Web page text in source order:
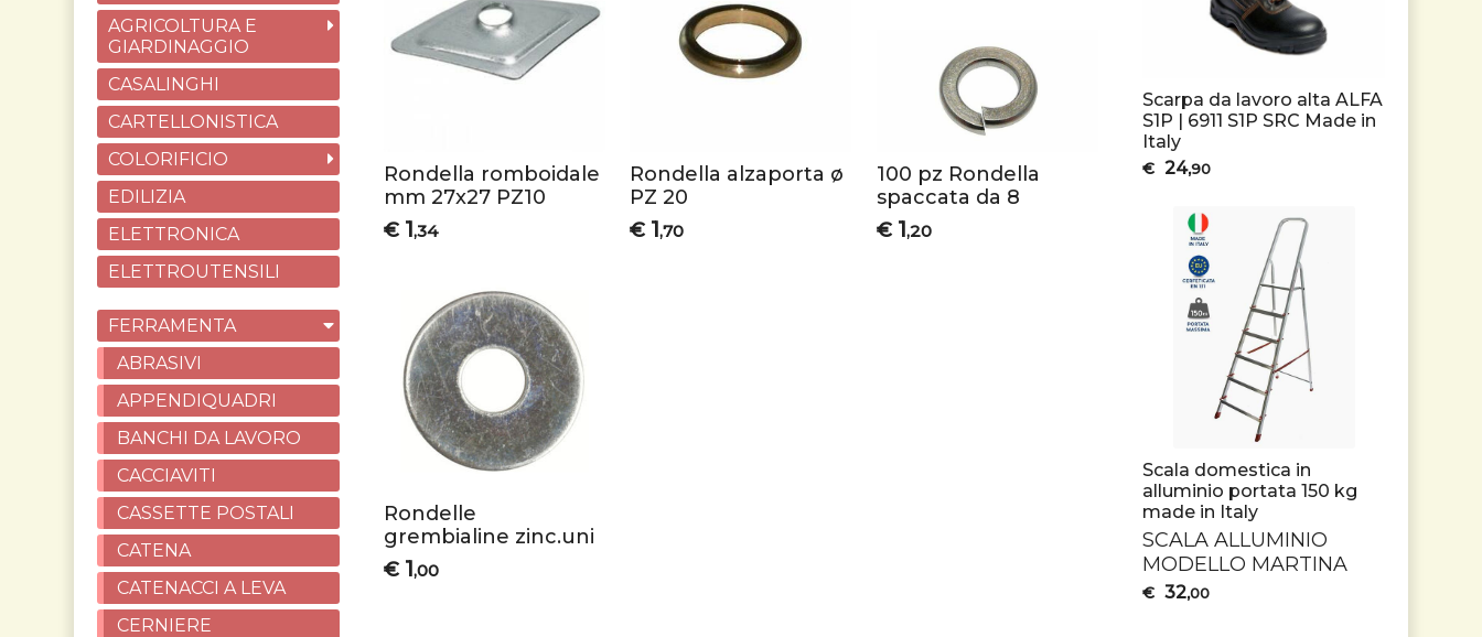
Rondella romboidale
mm 27x27 PZ10
€ 1,34
Rondella alzaporta ø
PZ 20
€ 1,70
100 pz Rondella
spaccata da 8
€ 1,20
Rondelle
grembialine zinc.uni
€ 1,00
AGRICOLTURA E
GIARDINAGGIO
CASALINGHI
CARTELLONISTICA
COLORIFICIO
EDILIZIA
ELETTRONICA
ELETTROUTENSILI
FERRAMENTA
ABRASIVI
APPENDIQUADRI
BANCHI DA LAVORO
CACCIAVITI
CASSETTE POSTALI
CATENA
CATENACCI A LEVA
CERNIERE
Scarpa da lavoro alta ALFA
S1P | 6911 S1P SRC Made in
Italy
€ 24,90
Scala domestica in
alluminio portata 150 kg
made in Italy
SCALA ALLUMINIO
MODELLO MARTINA
€ 32,00